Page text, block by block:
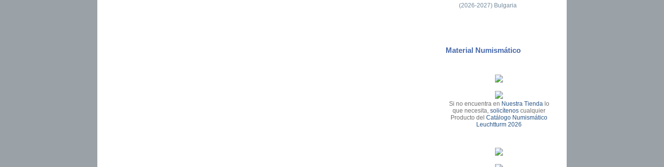
(2026-2027) Bulgaria
Material Numismático
Si no encuentra en Nuestra Tienda lo
que necesita,solicítenos cualquier
Producto delCatálogo Numismático
Leuchtturm 2026